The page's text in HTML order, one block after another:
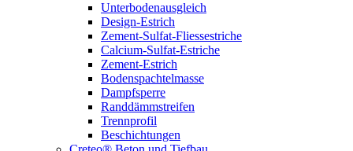
Unterbodenausgleich
Design-Estrich
Zement-Sulfat-Fliessestriche
Calcium-Sulfat-Estriche
Zement-Estrich
Bodenspachtelmasse
Dampfsperre
Randdämmstreifen
Trennprofil
Beschichtungen